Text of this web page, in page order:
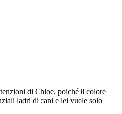
di Chloe, poiché il colore
ladri di cani e lei vuole solo